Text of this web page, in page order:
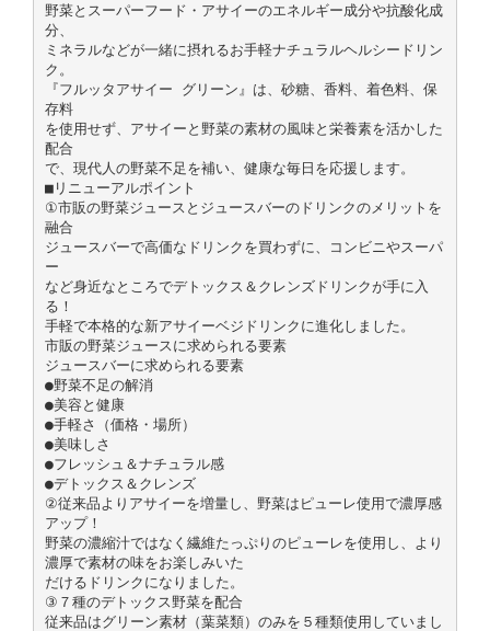
野菜とスーパーフード・アサイーのエネルギー成分や抗酸化成
分、
ミネラルなどが一緒に摂れるお手軽ナチュラルヘルシードリン
ク。
『フルッタアサイー グリーン』は、砂糖、香料、着色料、保
存料
を使用せず、アサイーと野菜の素材の風味と栄養素を活かした
配合
で、現代人の野菜不足を補い、健康な毎日を応援します。
■リニューアルポイント
①市販の野菜ジュースとジュースバーのドリンクのメリットを
融合
ジュースバーで高価なドリンクを買わずに、コンビニやスーパ
ー
など身近なところでデトックス＆クレンズドリンクが手に入
る！
手軽で本格的な新アサイーベジドリンクに進化しました。
市販の野菜ジュースに求められる要素
ジュースバーに求められる要素
●野菜不足の解消
●美容と健康
●手軽さ（価格・場所）
●美味しさ
●フレッシュ＆ナチュラル感
●デトックス＆クレンズ
②従来品よりアサイーを増量し、野菜はピューレ使用で濃厚感
アップ！
野菜の濃縮汁ではなく繊維たっぷりのピューレを使用し、より
濃厚で素材の味をお楽しみいた
だけるドリンクになりました。
③７種のデトックス野菜を配合
従来品はグリーン素材（葉菜類）のみを５種類使用していまし